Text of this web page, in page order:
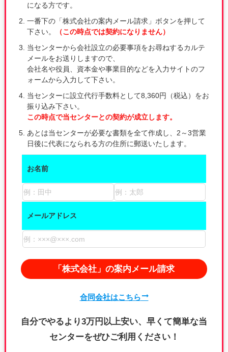
になる方です。
一番下の「株式会社の案内メール請求」ボタンを押して
下さい。
（この時点では契約になりません）
当センターから会社設立の必要事項をお尋ねするカルテ
メールをお送りしますので、
会社名や役員、資本金や事業目的などを入力サイトのフ
ォームから入力して下さい。
当センターに設立代行手数料として8,360円（税込）をお
振り込み下さい。
この時点で当センターとの契約が成立します。
あとは当センターが必要な書類を全て作成し、2～3営業
日後に代表になられる方の住所に郵送いたします。
お名前
メールアドレス
合同会社はこちら
自分でやるより3万円以上安い、早くて簡単な当
センターをぜひご利用ください！